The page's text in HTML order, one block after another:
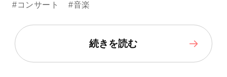
#コンサート
#音楽
続きを読む